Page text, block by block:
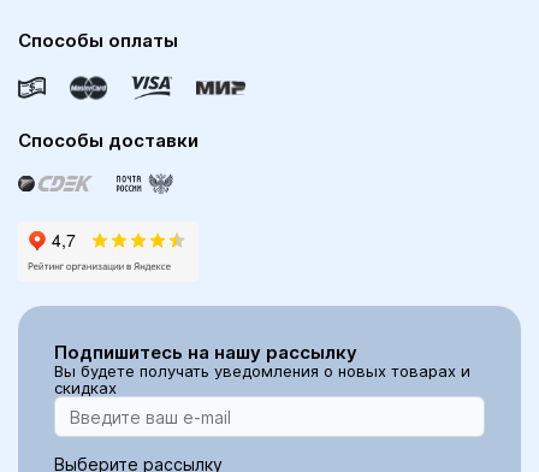
Способы оплаты
Способы доставки
Подпишитесь на нашу рассылку
Вы будете получать уведомления о новых товарах и
скидках
Выберите рассылку